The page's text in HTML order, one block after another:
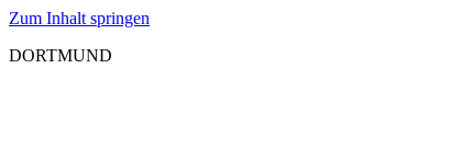
Zum Inhalt springen
DORTMUND